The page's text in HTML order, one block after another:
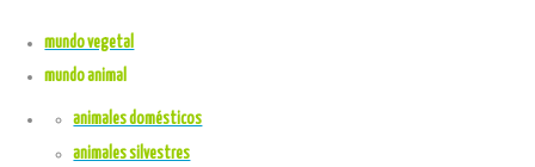
mundo vegetal
mundo animal
animales domésticos
animales silvestres